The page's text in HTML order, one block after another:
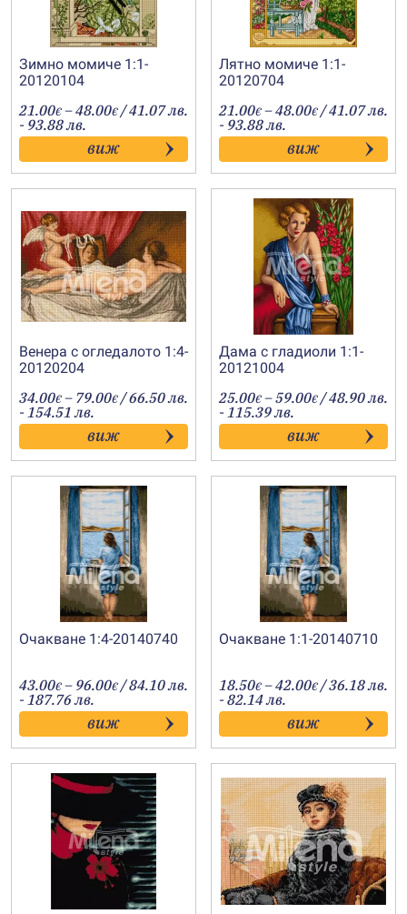
Зимно момиче 1:1-
20120104
21.00€ –48.00€Price
range:
21.00€
through
48.00€
/ 41.07 лв.
- 93.88 лв.
виж
Лятно момиче 1:1-
20120704
21.00€ –48.00€Price
range:
21.00€
through
48.00€
/ 41.07 лв.
- 93.88 лв.
виж
Венера с огледалото 1:4-
20120204
34.00€ – 79.00€Price
range:
34.00€
through
79.00€
/ 66.50 лв.
- 154.51 лв.
виж
Дама с гладиоли 1:1-
20121004
25.00€ –59.00€Price
range:
25.00€
through
59.00€
/ 48.90 лв.
- 115.39 лв.
виж
Очакване 1:4-20140740
43.00€ – 96.00€Price
range:
43.00€
through
96.00€
/ 84.10 лв.
- 187.76 лв.
виж
Очакване 1:1-20140710
18.50€ –42.00€Price
range:
18.50€
through
42.00€
/ 36.18 лв.
- 82.14 лв.
виж